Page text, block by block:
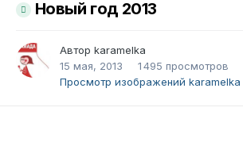
Новый год 2013
Автор karamelka
15 мая, 2013
1 495 просмотров
Просмотр изображений karamelka